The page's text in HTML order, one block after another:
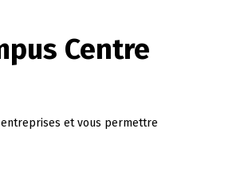
Centre
entreprises et vous permettre